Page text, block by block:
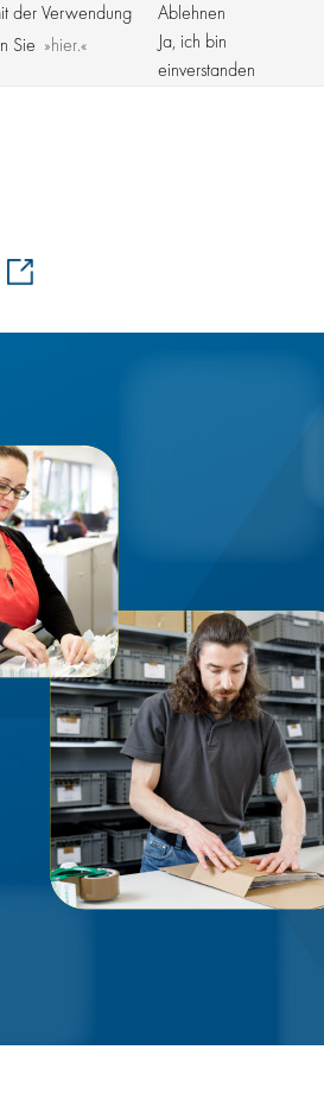
der Verwendung
Sie
hier.
Ablehnen
Ja, ich bin
einverstanden
Kroschke Gruppe